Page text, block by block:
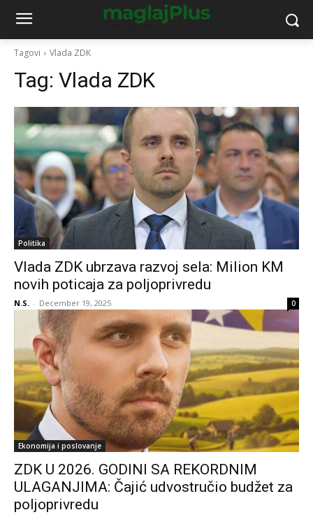
Tagovi Vlada ZDK
Tag: Vlada ZDK
Politika
Vlada ZDK ubrzava razvoj sela: Milion KM
novih poticaja za poljoprivredu
N.S. - December 19, 2025 0
Ekonomija i poslovanje
ZDK U 2026. GODINI SA REKORDNIM
ULAGANJIMA: Čajić udvostručio budžet za
poljoprivredu